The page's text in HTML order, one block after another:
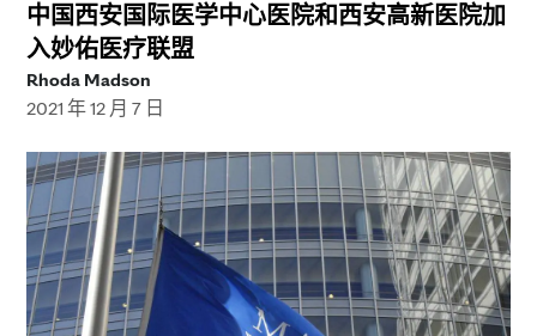
中国西安国际医学中心医院和西安高新医院加
入妙佑医疗联盟
Rhoda Madson
2021 年 12 月 7 日